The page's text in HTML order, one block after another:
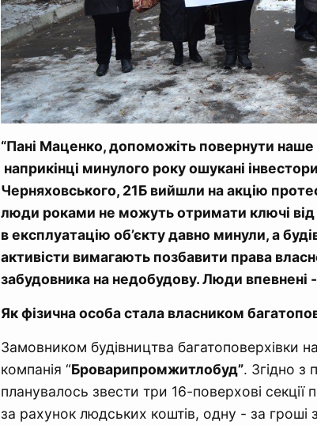
“Пані Маценко, допоможіть повернути наше
наприкінці минулого року ошукані
Черняховського, 21Б вийшли на акцію
люди роками не можуть отримати ключі від
в експлуатацію об’єкту давно минули, а
активісти вимагають позбавити права
забудовника на недобудову. Люди впевнені
Як фізична особа стала власником
Замовником будівництва багатоповерхівки
компанія “Броварипромжитлобуд”. Згідно з
планувалось звести три 16-поверхові секції
за рахунок людських коштів, одну - за